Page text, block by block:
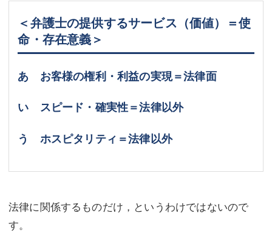
川口事務所（埼玉県川口市）
お問い合せフォーム
＜弁護士の提供するサービス（価値）＝使
命・存在意義＞
あ お客様の権利・利益の実現＝法律面
い スピード・確実性＝法律以外
う ホスピタリティ＝法律以外
法律に関係するものだけ，というわけではないので
す。